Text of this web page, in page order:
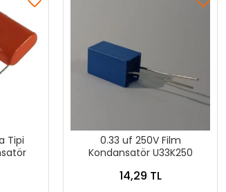
Tipi
0.33 uf 250V Film
Kondansatör U33K250
14,29 TL